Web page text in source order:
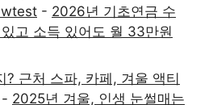
- 2026년 기초연금 수
고 소득 있어도 월 33만원
? 근처 스파, 카페, 겨울 액티
- 2025년 겨울, 인생 눈썰매는